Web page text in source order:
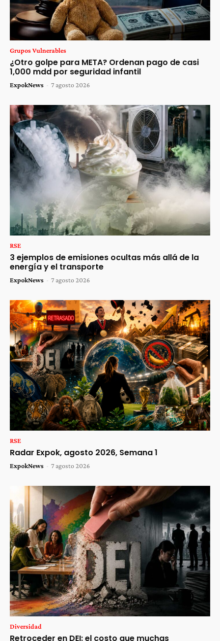
Grupos Vulnerables
¿Otro golpe para META? Ordenan pago de casi
1,000 mdd por seguridad infantil
ExpokNews - 7 agosto 2026
RSE
3 ejemplos de emisiones ocultas más allá de la
energía y el transporte
ExpokNews - 7 agosto 2026
RSE
Radar Expok, agosto 2026, Semana 1
ExpokNews - 7 agosto 2026
Diversidad
Retroceder en DEI: el costo que muchas